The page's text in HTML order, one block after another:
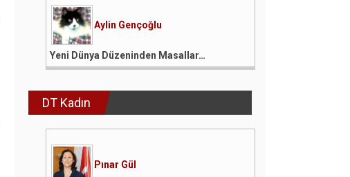
Aylin Gençoğlu
Yeni Dünya Düzeninden Masallar…
DT Kadın
Pınar Gül